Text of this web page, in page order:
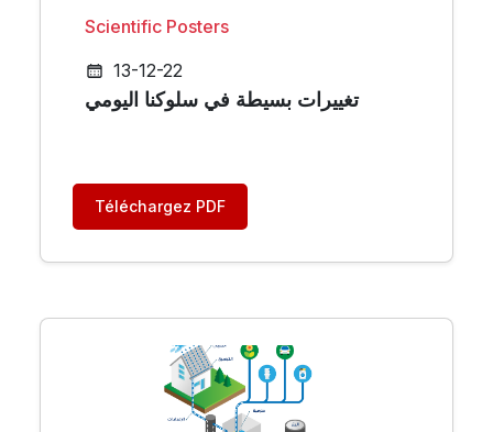
Scientific Posters
13-12-22
تغييرات بسيطة في سلوكنا اليومي
Téléchargez PDF